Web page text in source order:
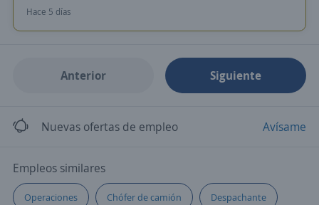
Hace 5 días
Anterior Siguiente
Nuevas ofertas de empleo Avísame
Empleos similares
Operaciones Chófer de camión Despachante